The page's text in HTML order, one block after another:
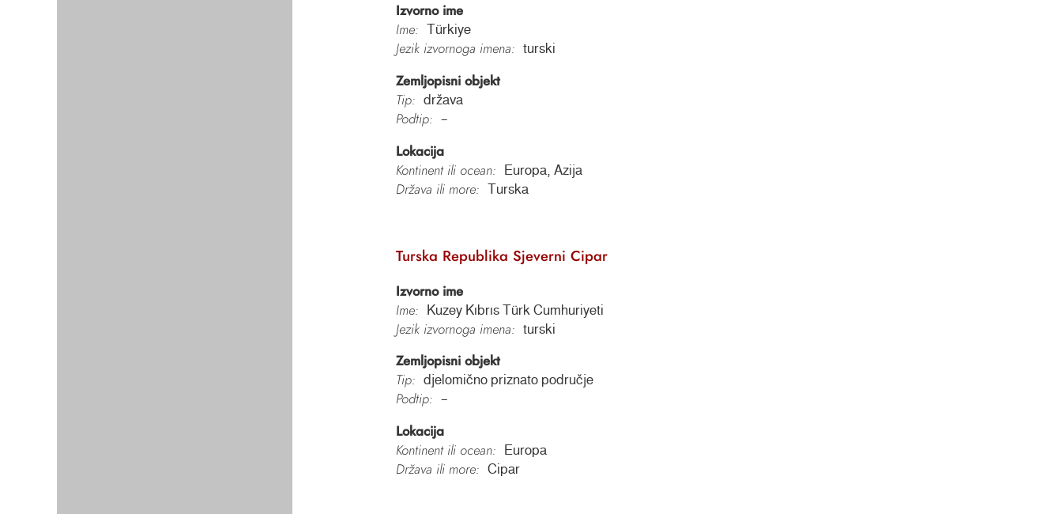
Izvorno ime
Ime:
Türkiye
Jezik izvornoga imena: turski
Zemljopisni objekt
Tip:
država
Podtip: –
Lokacija
Kontinent ili ocean:
Europa, Azija
Država ili more: Turska
Turska Republika Sjeverni Cipar
Izvorno ime
Ime:
Kuzey Kıbrıs Türk Cumhuriyeti
Jezik izvornoga imena: turski
Zemljopisni objekt
Tip:
djelomično priznato područje
Podtip: –
Lokacija
Kontinent ili ocean:
Europa
Država ili more: Cipar